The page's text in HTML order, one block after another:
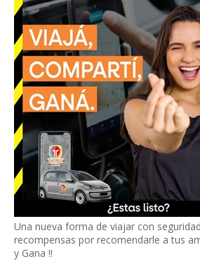
Una nueva forma de viajar con
recompensas por recomendarle a tus
y Gana !!